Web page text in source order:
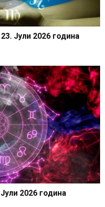
Јули 2026 година
2026 година